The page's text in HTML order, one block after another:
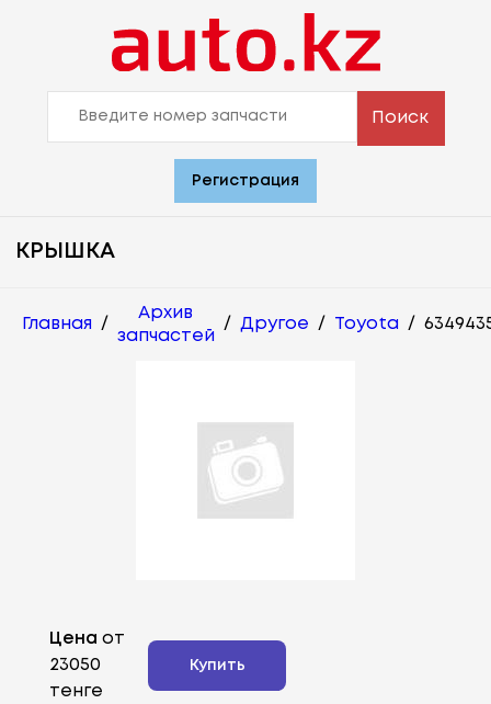
Поиск
Регистрация
КРЫШКА
Главная /
Архив
запчастей
/ Другое / Toyota /
Цена от
23050
тенге
Купить